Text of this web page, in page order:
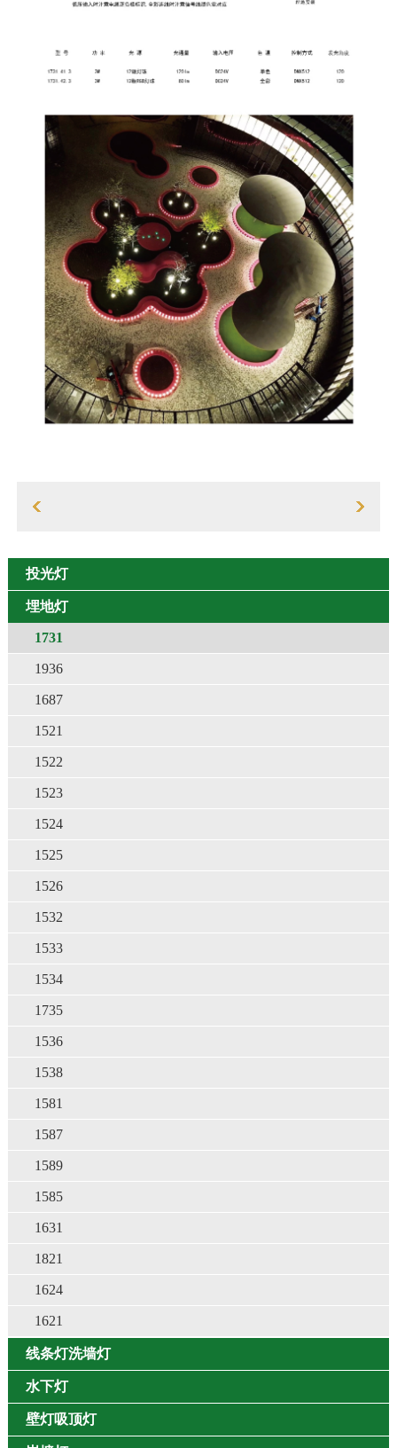
投光灯
埋地灯
1731
1936
1687
1521
1522
1523
1524
1525
1526
1532
1533
1534
1735
1536
1538
1581
1587
1589
1585
1631
1821
1624
1621
线条灯洗墙灯
水下灯
壁灯吸顶灯